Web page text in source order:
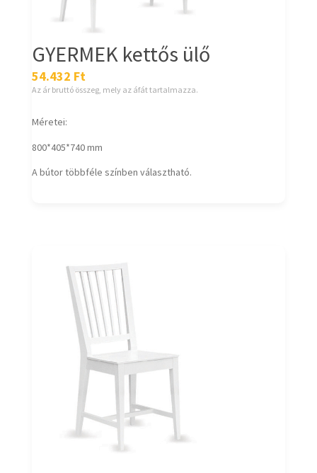
GYERMEK kettős ülő
54.432 Ft
Az ár bruttó összeg, mely az áfát tartalmazza.
Méretei:
800*405*740 mm
A bútor többféle színben választható.